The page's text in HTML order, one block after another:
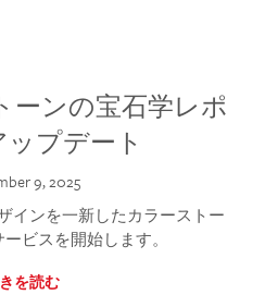
ーンの宝石学レポ
プデート
9, 2025
インを一新したカラーストー
ビスを開始します。
を読む